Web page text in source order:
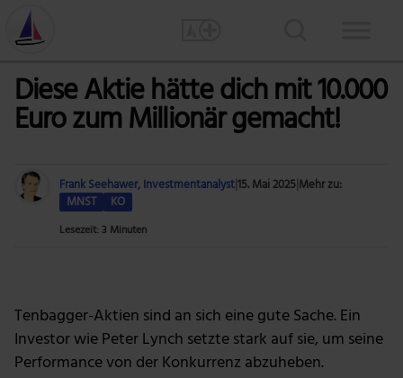
Diese Aktie hätte dich mit 10.000
Euro zum Millionär gemacht!
Frank Seehawer, Investmentanalyst15. Mai 2025Mehr zu:
MNST
KO
Lesezeit: 3 Minuten
Tenbagger-Aktien sind an sich eine gute Sache. Ein
Investor wie Peter Lynch setzte stark auf sie, um seine
Performance von der Konkurrenz abzuheben.